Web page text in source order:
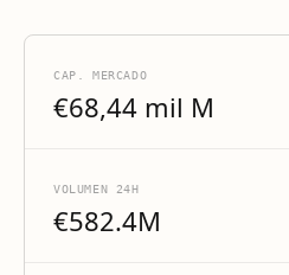
CAP. MERCADO
€68,44 mil M
VOLUMEN 24H
€582.4M